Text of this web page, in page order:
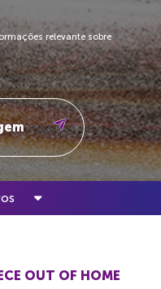
relevante sobre
OUT OF HOME